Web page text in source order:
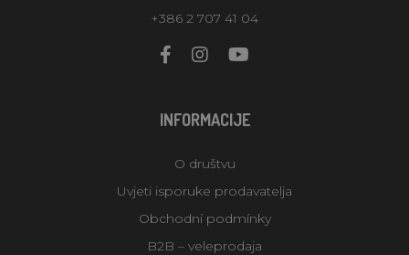
+386 2 707 41 04
INFORMACIJE
O društvu
Uvjeti isporuke prodavatelja
Obchodní podmínky
B2B – veleprodaja